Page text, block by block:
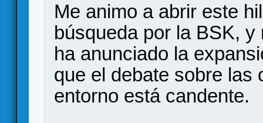
Me animo a abrir este
búsqueda por la BSK,
ha anunciado la
que el debate sobre las
entorno está candente.